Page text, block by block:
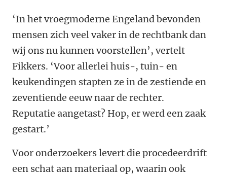
‘In het vroegmoderne Engeland bevonden
mensen zich veel vaker in de rechtbank dan
wij ons nu kunnen voorstellen’, vertelt
Fikkers. ‘Voor allerlei huis-, tuin- en
keukendingen stapten ze in de zestiende en
zeventiende eeuw naar de rechter.
Reputatie aangetast? Hop, er werd een zaak
gestart.’
Voor onderzoekers levert die procedeerdrift
een schat aan materiaal op, waarin ook